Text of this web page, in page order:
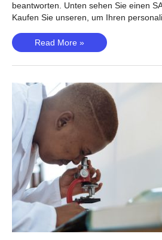
beantworten. Unten sehen Sie einen
Kaufen Sie unseren, um Ihren
Gewohnheitsmäßige
körperliche
Aktivität
2018)
Read More »